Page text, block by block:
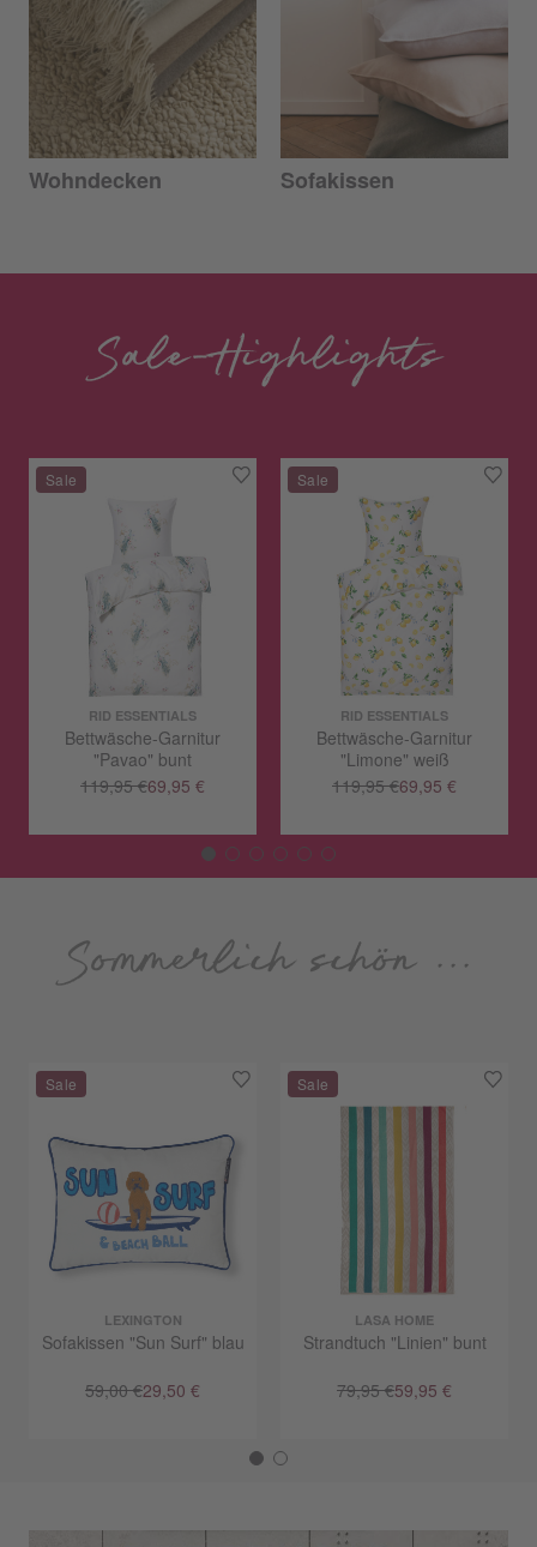
Wohndecken Sofakissen
Sale-Highlights
RID ESSENTIALS
Bettwäsche-Garnitur
"Pavao" bunt
119,95 €69,95 €
RID ESSENTIALS
Bettwäsche-Garnitur
"Limone" weiß
119,95 €69,95 €
Sommerlich schön ...
LEXINGTON
Sofakissen "Sun Surf" blau
59,00 €29,50 €
LASA HOME
Strandtuch "Linien" bunt
79,95 €59,95 €